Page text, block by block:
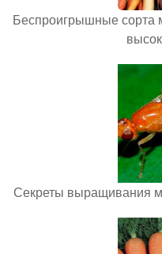
Беспроигрышные сорта
Секреты выращивания